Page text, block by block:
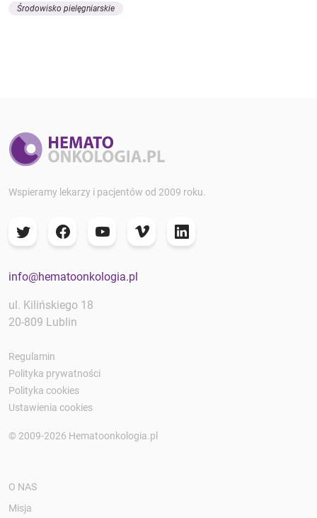
Środowisko pielęgniarskie
Wspieramy lekarzy i pacjentów od 2009 roku.
info@hematoonkologia.pl
ul. Kilińskiego 18
20-809 Lublin
Regulamin
Polityka prywatności
Polityka cookies
Ustawienia cookies
© 2009-2026 Hematoonkologia.pl
O NAS
Misja